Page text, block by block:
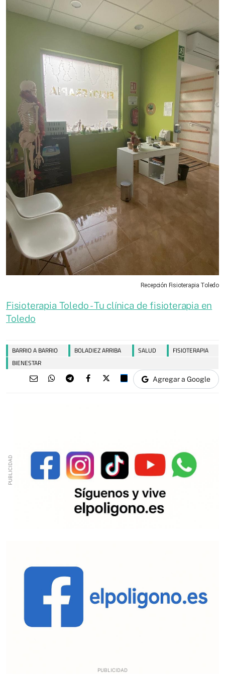
Recepción Fisioterapia Toledo
Fisioterapia Toledo - Tu clínica de fisioterapia en
Toledo
BARRIO A BARRIO BOLADIEZ ARRIBA SALUD
FISIOTERAPIA
BIENESTAR
Agregar a Google